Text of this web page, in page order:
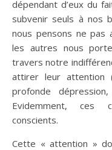
dépendant d’eux du
subvenir seuls à nos
nous pensons ne pas
les autres nous
travers notre
attirer leur attention
profonde
Evidemment, ces
conscients.
Cette « attention »